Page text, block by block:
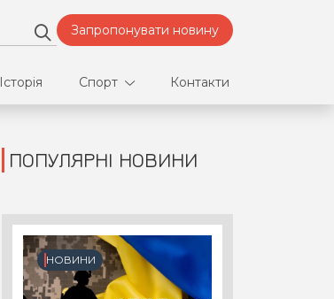
Запропонувати новину
Історія Спорт
Футбол
Контакти
ПОПУЛЯРНІ НОВИНИ
НОВИНИ